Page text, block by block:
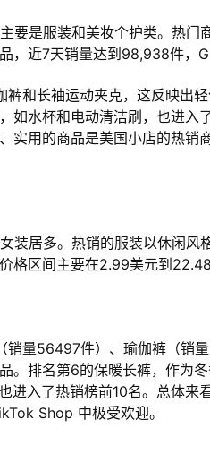
要是服装和美妆个护类。热门
，近7天销量达到98,938件，
和长袖运动夹克，这反映出
如水杯和电动清洁刷，也进入
用的商品是美国小店的热销商
装居多。热销的服装以休闲风
格区间主要在2.99美元到
销量56497件）、瑜伽裤（销
。排名第6的保暖长裤，作为
入了热销榜前10名。总体来
Shop 中极受欢迎。